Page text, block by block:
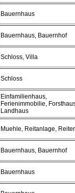
Bauernhaus
Bauernhaus, Bauernhof
Schloss, Villa
Schloss
Einfamilienhaus,
Ferienimmobilie,
Landhaus
Muehle, Reitanlage,
Bauernhaus, Bauernhof
Bauernhaus